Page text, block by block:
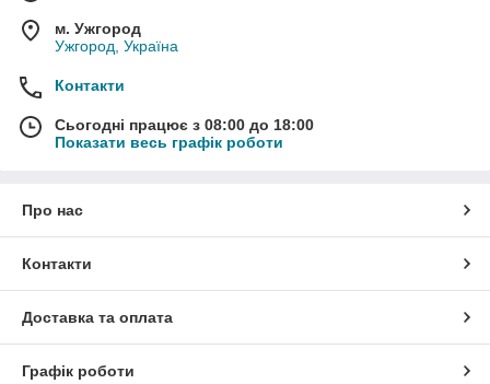
м. Ужгород
Ужгород, Україна
Контакти
Сьогодні працює з 08:00 до 18:00
Показати весь графік роботи
Про нас
Контакти
Доставка та оплата
Графік роботи